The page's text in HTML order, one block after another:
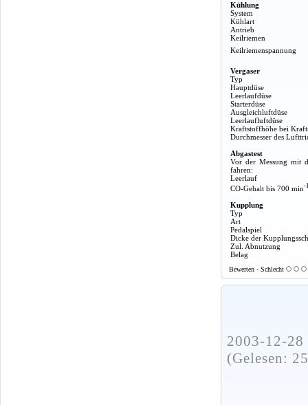
Kühlung
System
Kühlart
Antrieb
Keilriemen
Keilriemenspannung
Vergaser
Typ
Hauptdüse
Leerlaufdüse
Starterdüse
Ausgleichluftdüse
Leerlaufluftdüse
Kraftstoffhöhe bei
Durchmesser des
Abgastest
Vor der Messung mit
fahren:
Leerlauf
CO-Gehalt bis 700 min-
Kupplung
Typ
Art
Pedalspiel
Dicke der
Zul. Abnutzung
Belag
Bewerten - Schlecht
2003-12-
(Gelesen: